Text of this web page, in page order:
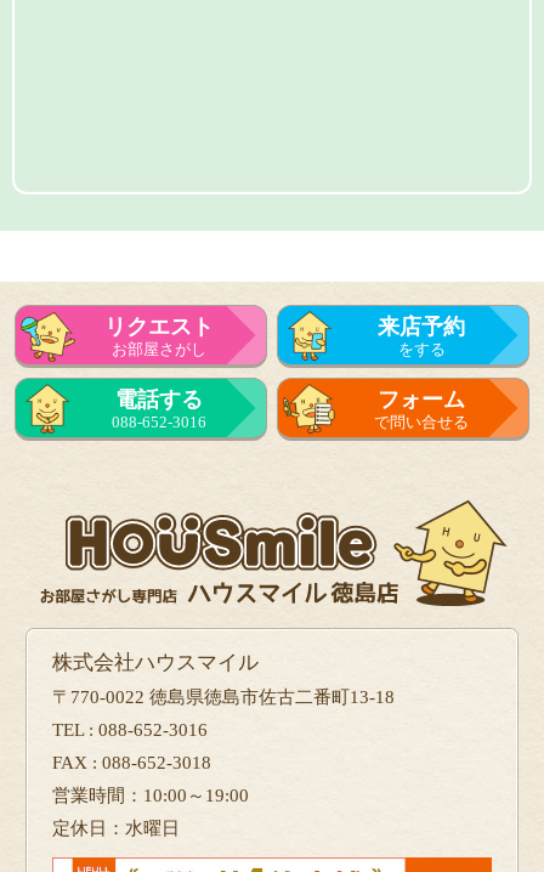
リクエスト
お部屋さがし
来店予約
をする
電話する
088-652-3016
フォーム
で問い合せる
株式会社ハウスマイル
〒770-0022 徳島県徳島市佐古二番町13-18
TEL : 088-652-3016
FAX : 088-652-3018
営業時間：10:00～19:00
定休日：水曜日